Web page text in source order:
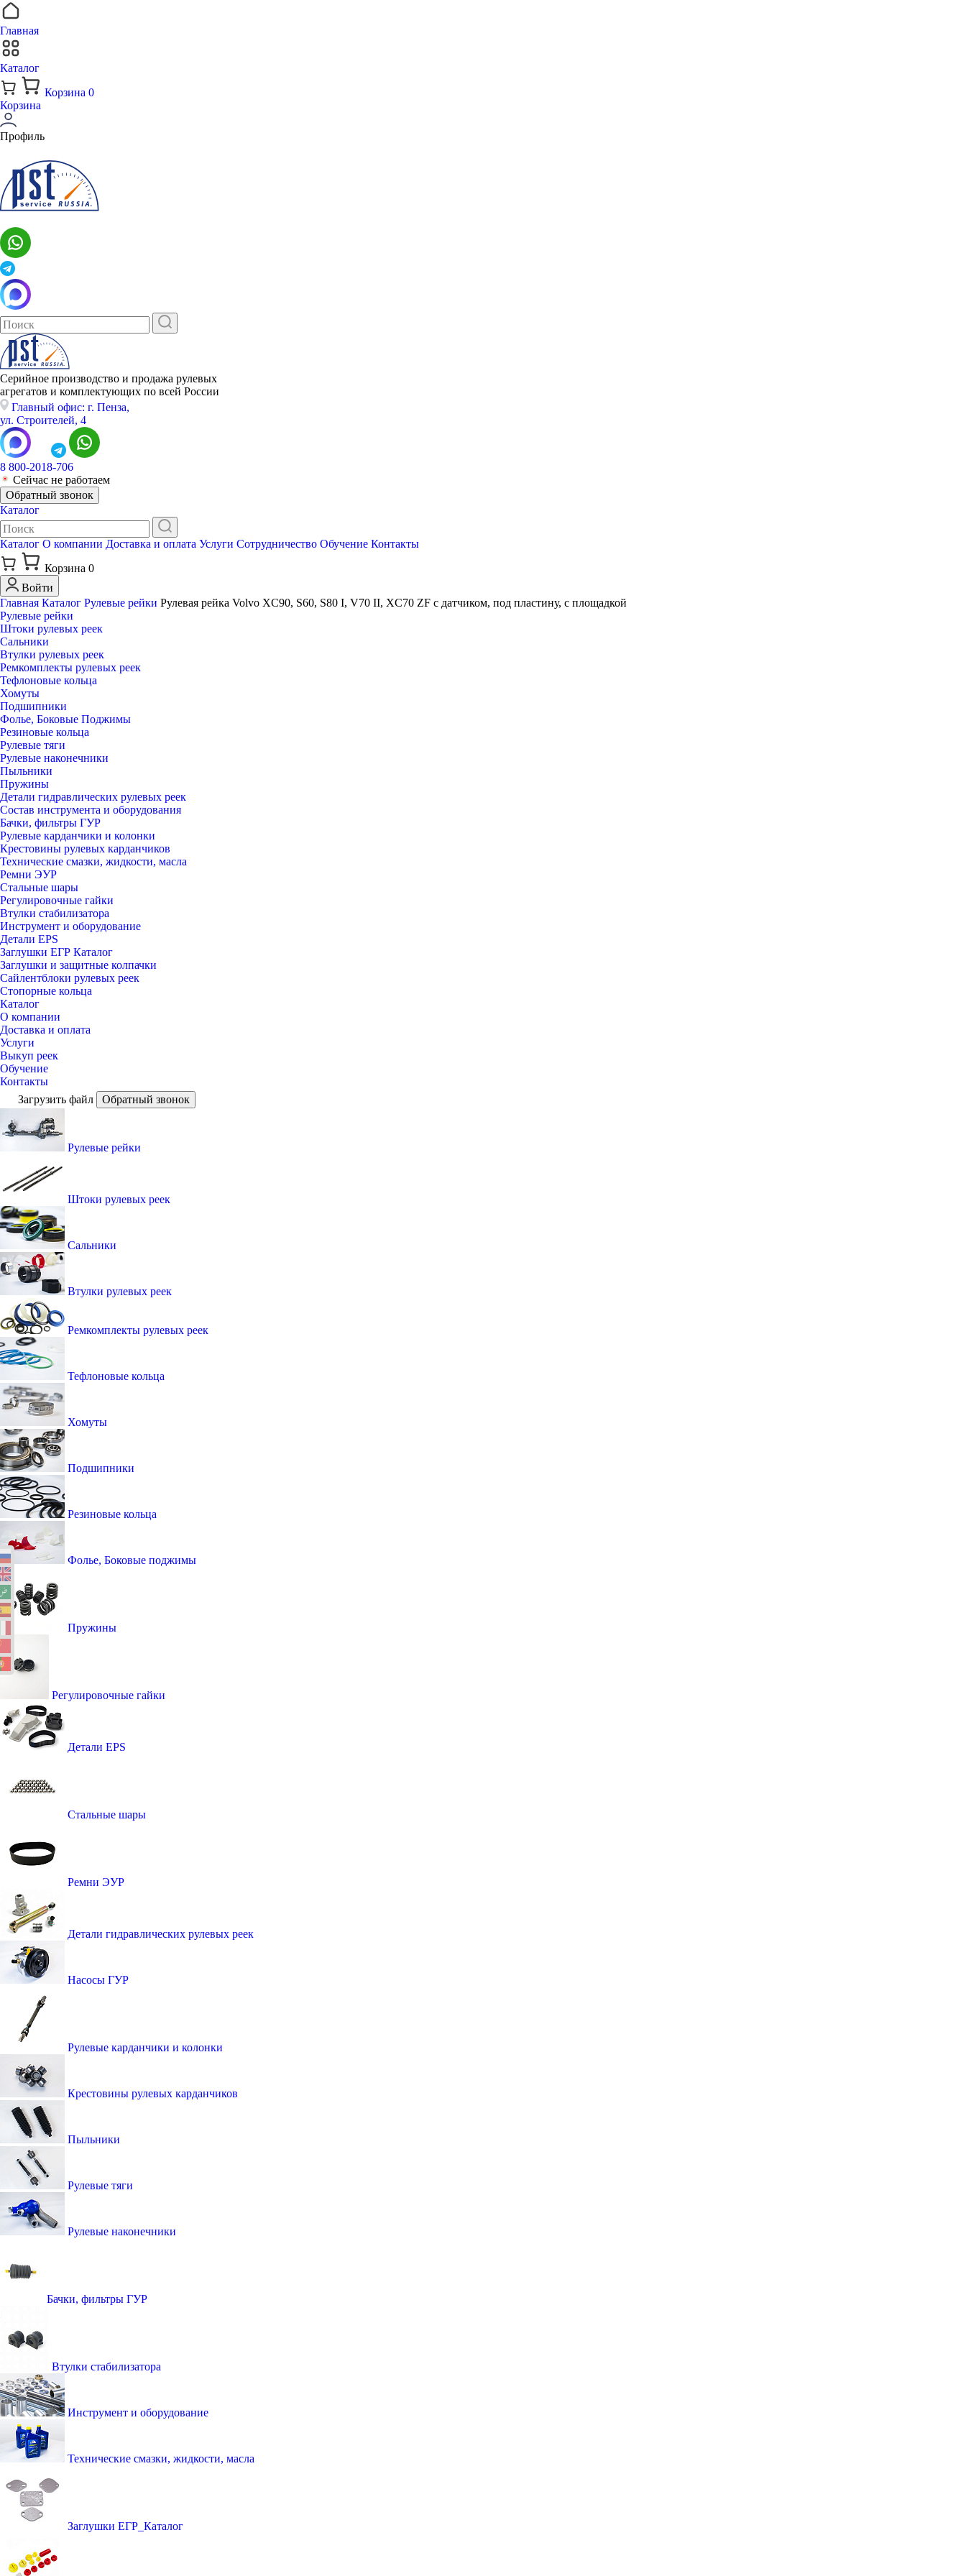
Главная
Каталог
Корзина 0
Корзина
Профиль
Серийное производство и продажа рулевых
агрегатов и комплектующих по всей России
Главный офис: г. Пенза,
ул. Строителей, 4
8 800-2018-706
Сейчас не работаем
Обратный звонок
Каталог
Каталог О компании Доставка и оплата Услуги Сотрудничество Обучение Контакты
Корзина 0
Войти
Главная Каталог Рулевые рейки Рулевая рейка Volvo XC90, S60, S80 I, V70 II, XC70 ZF с датчиком, под пластину, с площадкой
Рулевые рейки
Штоки рулевых реек
Сальники
Втулки рулевых реек
Ремкомплекты рулевых реек
Тефлоновые кольца
Хомуты
Подшипники
Фолье, Боковые Поджимы
Резиновые кольца
Рулевые тяги
Рулевые наконечники
Пыльники
Пружины
Детали гидравлических рулевых реек
Состав инструмента и оборудования
Бачки, фильтры ГУР
Рулевые карданчики и колонки
Крестовины рулевых карданчиков
Технические смазки, жидкости, масла
Ремни ЭУР
Стальные шары
Регулировочные гайки
Втулки стабилизатора
Инструмент и оборудование
Детали EPS
Заглушки ЕГР Каталог
Заглушки и защитные колпачки
Сайлентблоки рулевых реек
Стопорные кольца
Каталог
О компании
Доставка и оплата
Услуги
Выкуп реек
Обучение
Контакты
Загрузить файл
Обратный звонок
Рулевые рейки
Штоки рулевых реек
Сальники
Втулки рулевых реек
Ремкомплекты рулевых реек
Тефлоновые кольца
Хомуты
Подшипники
Резиновые кольца
Фолье, Боковые поджимы
Пружины
Регулировочные гайки
Детали EPS
Стальные шары
Ремни ЭУР
Детали гидравлических рулевых реек
Насосы ГУР
Рулевые карданчики и колонки
Крестовины рулевых карданчиков
Пыльники
Рулевые тяги
Рулевые наконечники
Бачки, фильтры ГУР
Втулки стабилизатора
Инструмент и оборудование
Технические смазки, жидкости, масла
Заглушки ЕГР_Каталог